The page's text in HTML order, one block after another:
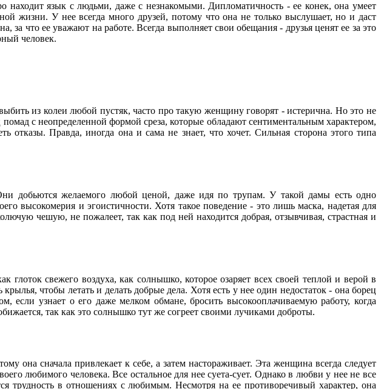
находит язык с людьми, даже с незнакомыми. Дипломатичность - ее конек, она умеет
жизни. У нее всегда много друзей, потому что она не только выслушает, но и даст
что ее уважают на работе. Всегда выполняет свои обещания - друзья ценят ее за это
человек.
из колеи любой пустяк, часто про такую женщину говорят - истерична. Но это не
с неопределенной формой среза, которые обладают сентиментальным характером,
Правда, иногда она и сама не знает, что хочет. Сильная сторона этого типа
добьются желаемого любой ценой, даже идя по трупам. У такой дамы есть одно
высокомерия и эгоистичности. Хотя такое поведение - это лишь маска, надетая для
чешую, не пожалеет, так как под ней находится добрая, отзывчивая, страстная и
свежего воздуха, как солнышко, которое озаряет всех своей теплой и верой в
чтобы летать и делать добрые дела. Хотя есть у нее один недостаток - она борец
если узнает о его даже мелком обмане, бросить высокооплачиваемую работу, когда
так как это солнышко тут же согреет своими лучиками доброты.
она сначала привлекает к себе, а затем настораживает. Эта женщина всегда следует
любимого человека. Все остальное для нее суета-сует. Однако в любви у нее не все
трудность в отношениях с любимым. Несмотря на ее противоречивый характер, она